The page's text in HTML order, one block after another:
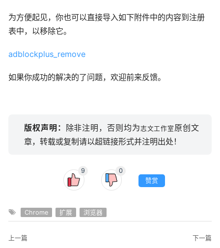
为方便起见，你也可以直接导入如下附件中的内容到注册
表中，以移除它。
adblockplus_remove
如果你成功的解决的了问题，欢迎前来反馈。
版权声明： 除非注明，否则均为志文工作室 原创文
章，转载或复制请以超链接形式并注明出处！
9
0
赞赏
Chrome 扩展 浏览器
上一篇 下一篇